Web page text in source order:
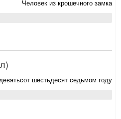
Человек из крошечного замка
шестьдесят седьмом году